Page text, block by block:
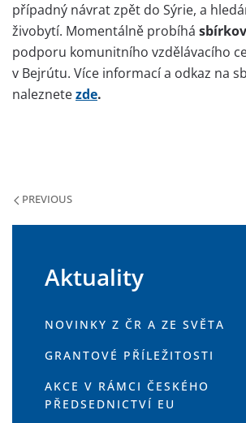
případný návrat zpět do Sýrie, a
živobytí. Momentálně probíhá
podporu komunitního vzdělávacího
v Bejrútu. Více informací a odkaz na
naleznetezde.
PREVIOUS
Aktuality
NOVINKY Z ČR A ZE SVĚTA
GRANTOVÉ PŘÍLEŽITOSTI
AKCE V RÁMCI ČESKÉHO
PŘEDSEDNICTVÍ EU